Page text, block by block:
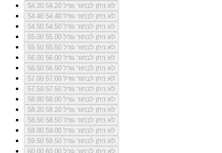
54.20
לא ניתן לבחור גודל 54.20
54.40
לא ניתן לבחור גודל 54.40
54.50
לא ניתן לבחור גודל 54.50
55.00
לא ניתן לבחור גודל 55.00
55.50
לא ניתן לבחור גודל 55.50
56.00
לא ניתן לבחור גודל 56.00
56.50
לא ניתן לבחור גודל 56.50
57.00
לא ניתן לבחור גודל 57.00
57.50
לא ניתן לבחור גודל 57.50
58.00
לא ניתן לבחור גודל 58.00
58.20
לא ניתן לבחור גודל 58.20
58.50
לא ניתן לבחור גודל 58.50
59.00
לא ניתן לבחור גודל 59.00
59.50
לא ניתן לבחור גודל 59.50
60.00
לא ניתן לבחור גודל 60.00